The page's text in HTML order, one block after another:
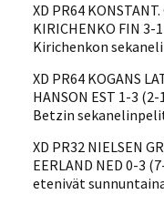
XD PR64
KIRICHENKO FIN 3-
Kirichenkon
XD PR64 KOGANS
HANSON EST 1-3
Betzin
XD PR32 NIELSEN
EERLAND NED 0-3
etenivät